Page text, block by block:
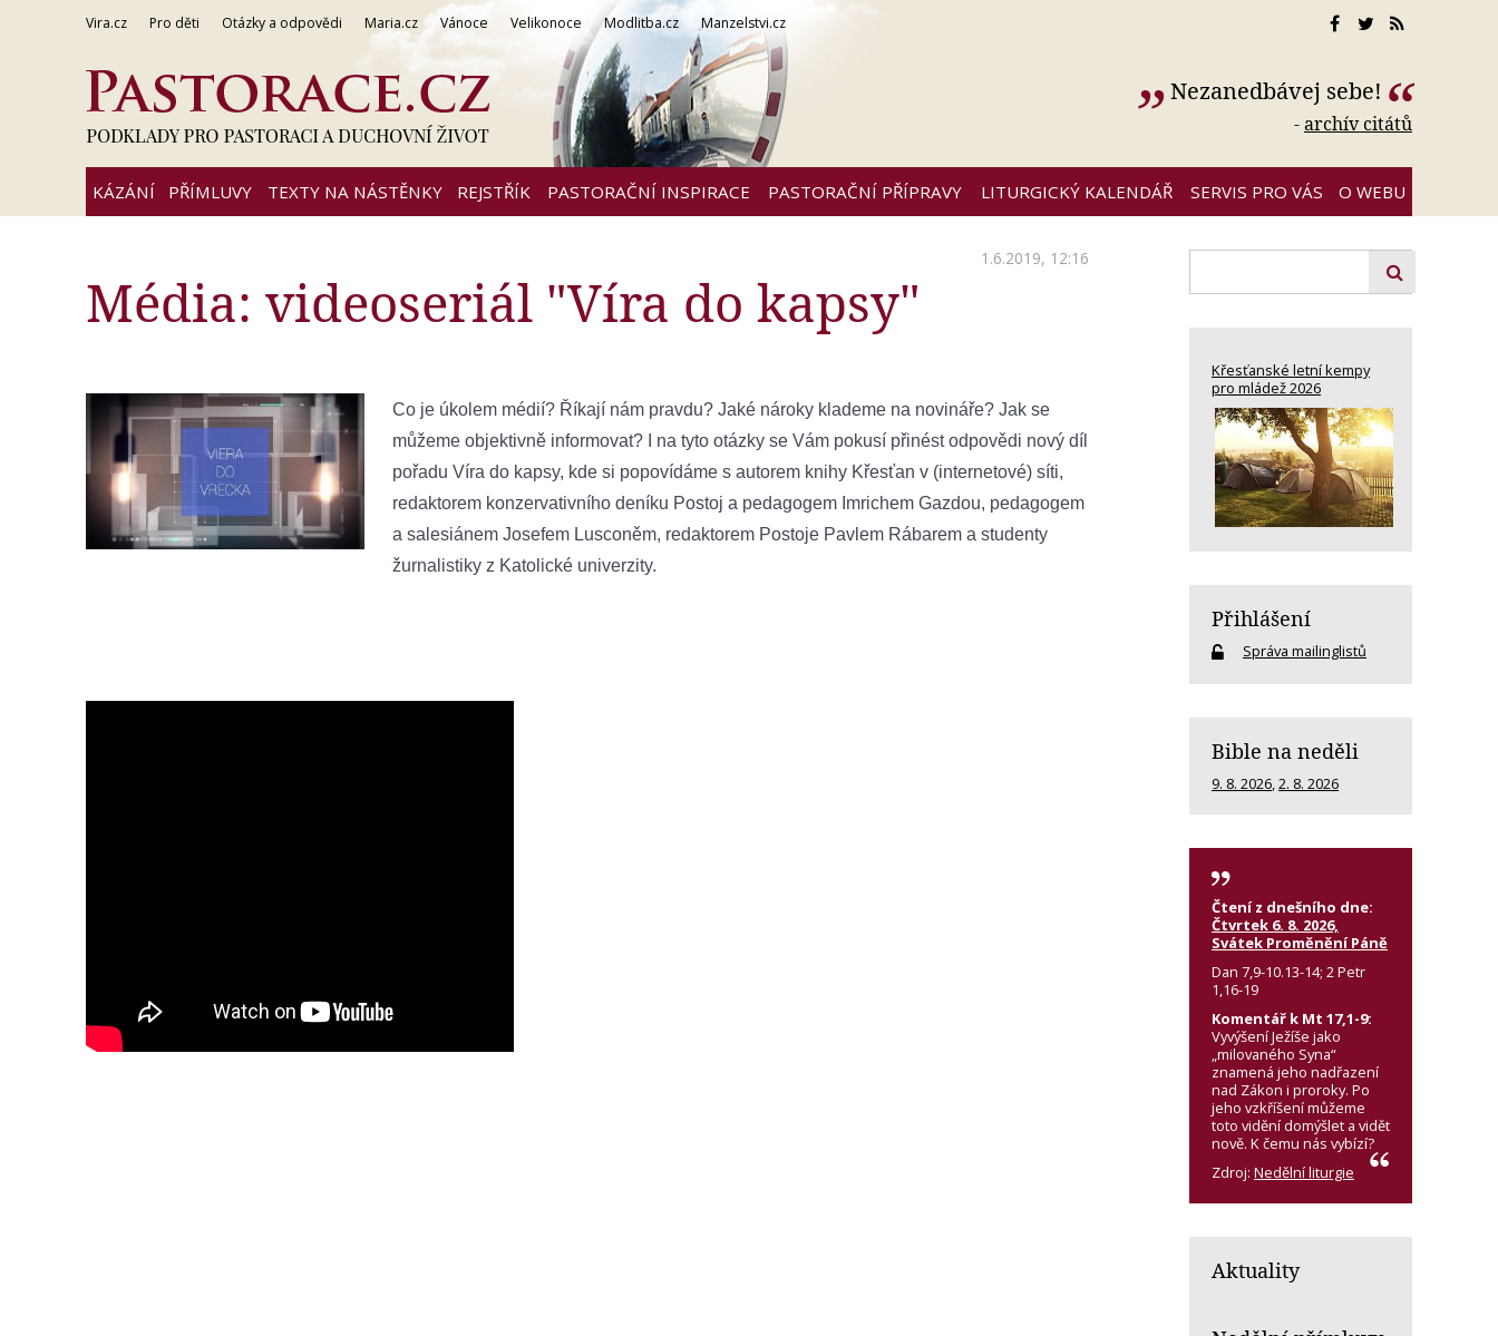
Vira.cz Pro děti Otázky a odpovědi Maria.cz Vánoce Velikonoce Modlitba.cz Manzelstvi.cz
Nezanedbávej sebe!
-archív citátů
KÁZÁNÍ PŘÍMLUVY TEXTY NA NÁSTĚNKY REJSTŘÍK PASTORAČNÍ INSPIRACE PASTORAČNÍ PŘÍPRAVY LITURGICKÝ KALENDÁŘ SERVIS PRO VÁS O WEBU
1.6.2019, 12:16
Média: videoseriál "Víra do kapsy"
Co je úkolem médií? Říkají nám pravdu? Jaké nároky klademe na novináře? Jak se
můžeme objektivně informovat? I na tyto otázky se Vám pokusí přinést odpovědi nový díl
pořadu Víra do kapsy, kde si popovídáme s autorem knihy Křesťan v (internetové) síti,
redaktorem konzervativního deníku Postoj a pedagogem Imrichem Gazdou, pedagogem
a salesiánem Josefem Lusconěm, redaktorem Postoje Pavlem Rábarem a studenty
žurnalistiky z Katolické univerzity.
Křesťanské letní kempy
pro mládež 2026
Přihlášení
Správa mailinglistů
Bible na neděli
9. 8. 2026 2. 8. 2026
Čtení z dnešního dne:
Čtvrtek 6. 8. 2026,
Svátek Proměnění Páně
Dan 7,9-10.13-14; 2 Petr
1,16-19
Komentář k Mt 17,1-9:
Vyvýšení Ježíše jako
„milovaného Syna“
znamená jeho nadřazení
nad Zákon i proroky. Po
jeho vzkříšení můžeme
toto vidění domýšlet a vidět
nově. K čemu nás vybízí?
Zdroj: Nedělní liturgie
Aktuality